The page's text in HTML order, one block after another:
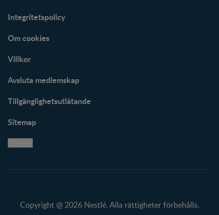
Integritetspolicy
Om cookies
Villkor
Avsluta medlemskap
Tillgänglighetsutlåtande
Sitemap
Copyright @ 2026 Nestlé. Alla rättigheter förbehålls.